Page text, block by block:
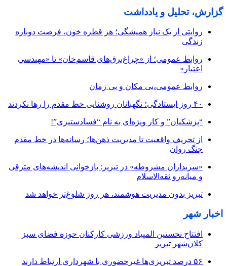
گزارش، تحلیل و یادداشت
روایتی از یک نیاز همیشگی؛ هر قطره خون، فرصت دوباره
زندگی
روابط عمومی؛ از «چراغ‌برق‌های قاسم‌خان» تا «مهندسیِ
اعتبار»
روابط عمومی،بی مکان و بی زمان
۴۰ روز ایستادگی؛ نگهبانان روشنایی خط مقدم را رها نکردند
“پزشکیان” و کار ویژه‌ای به نام “فسادستیزی”!
از تحریف واقعیت تا مدیریت ذهن‌ها؛ رسانه‌ها در خط مقدم
جنگ روان
«سربداران مشروطه» در تبریز: بازخوانی اندیشه‌های مترقی
و میانه‌رو ثقه‌الاسلام
تبریز بدون مدیریت هوشمند، هر روز شلوغ‌تر خواهد شد
اخبار شهر
افتتاح نخستین المپیاد ورزشی کارکنان حوزه فضای سبز
کلان‌شهر تبریز
۵۶ درصد تبریزی‌ها غیرحضوری با شهرداری ارتباط دارند